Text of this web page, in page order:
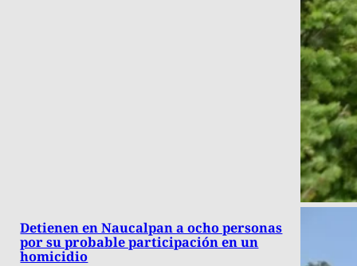
Detienen en Naucalpan a ocho personas
por su probable participación en un
homicidio